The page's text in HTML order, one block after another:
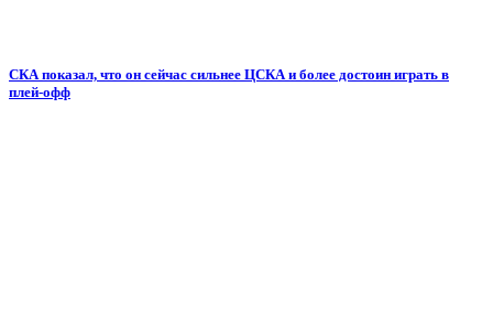
СКА показал, что он сейчас сильнее ЦСКА и более достоин играть в
плей-офф